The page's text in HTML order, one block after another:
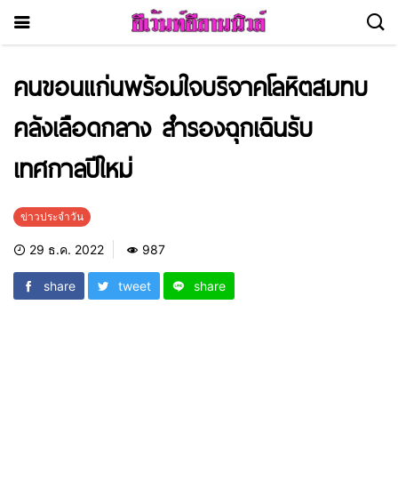
คนขอนแก่นพร้อมใจบริจาคโลหิตสมทบ
คลังเลือดกลาง สำรองฉุกเฉินรับ
เทศกาลปีใหม่
ข่าวประจำวัน
29 ธ.ค. 2022 987
share tweet share